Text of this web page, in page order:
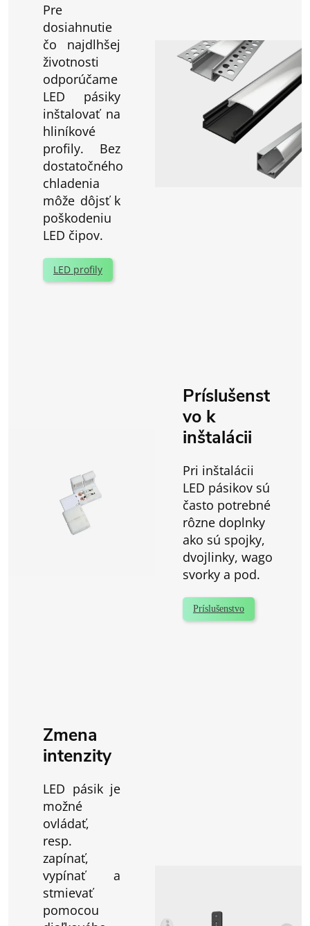
Pre
dosiahnutie
čo najdlhšej
životnosti
odporúčame
LED pásiky
inštalovať na
hliníkové
profily. Bez
dostatočného
chladenia
môže dôjsť k
poškodeniu
LED čipov.
LED profily
Príslušenst
vo k
inštalácii
Pri inštalácii
LED pásikov sú
často potrebné
rôzne doplnky
ako sú spojky,
dvojlinky, wago
svorky a pod.
Príslušenstvo
Zmena
intenzity
LED pásik je
možné
ovládať,
resp.
zapínať,
vypínať a
stmievať
pomocou